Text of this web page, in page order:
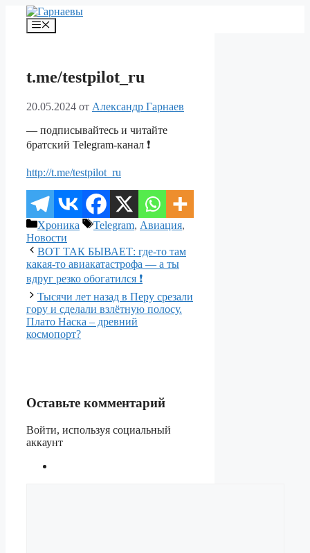
Перейти
содержимому
Меню
t.me/testpilot_ru
20.05.2024 от Александр Гарнаев
— подписывайтесь и читайте
братский Telegram-канал ❗️
http://t.me/testpilot_ru
Рубрики
Хроника Метки
Telegram, Авиация,
Новости
ВОТ ТАК БЫВАЕТ: где-то там
какая-то авиакатастрофа — а ты
вдруг резко обогатился ❗️
Тысячи лет назад в Перу срезали
гору и сделали взлётную полосу.
Плато Наска – древний
космопорт?
Оставьте комментарий
Войти, используя социальный
аккаунт